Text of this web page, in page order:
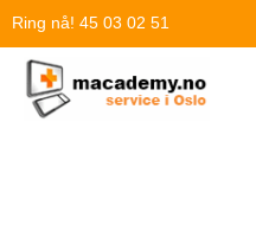
Hopp
innholdet
Ring nå! 45 03 02 51